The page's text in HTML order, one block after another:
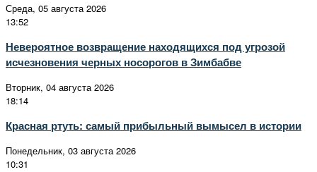
Среда, 05 августа 2026
13:52
Невероятное возвращение находящихся под угрозой
исчезновения черных носорогов в Зимбабве
Вторник, 04 августа 2026
18:14
Красная ртуть: самый прибыльный вымысел в истории
Понедельник, 03 августа 2026
10:31